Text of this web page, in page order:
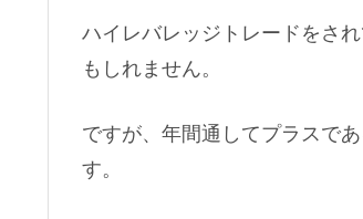
ハイレバレッジトレードをさ
もしれません。
ですが、年間通してプラスで
す。